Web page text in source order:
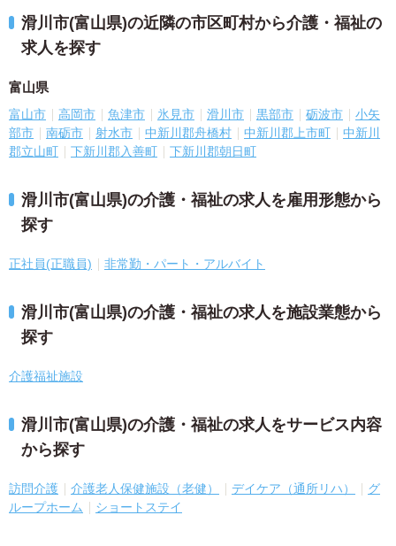
滑川市(富山県)の近隣の市区町村から介護・福祉の
求人を探す
富山県
富山市 高岡市 魚津市 氷見市 滑川市 黒部市 砺波市
小矢
部市
南砺市 射水市 中新川郡舟橋村 中新川郡上市町
中新川
郡立山町
下新川郡入善町 下新川郡朝日町
滑川市(富山県)の介護・福祉の求人を雇用形態から
探す
正社員(正職員) 非常勤・パート・アルバイト
滑川市(富山県)の介護・福祉の求人を施設業態から
探す
介護福祉施設
滑川市(富山県)の介護・福祉の求人をサービス内容
から探す
訪問介護 介護老人保健施設（老健） デイケア（通所リハ）
グ
ループホーム
ショートステイ